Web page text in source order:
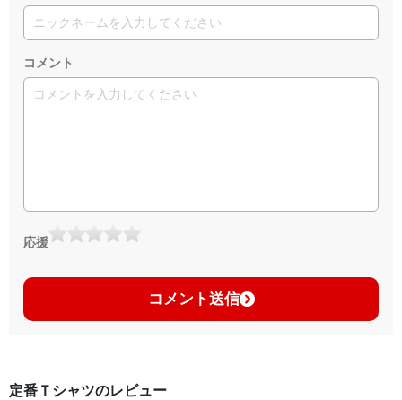
コメント
応援
コメント送信
定番Ｔシャツのレビュー